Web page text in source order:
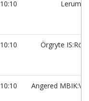
10:10 Lerum:2
10:10 Örgryte IS:Röd
10:10 Angered MBIK:Vit